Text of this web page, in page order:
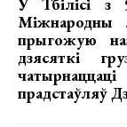
Міжнародны
прыгожую
дзясяткі
прадстаўляў